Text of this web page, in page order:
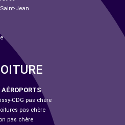
Jean
CDG pas chère
pas chère
pas chère